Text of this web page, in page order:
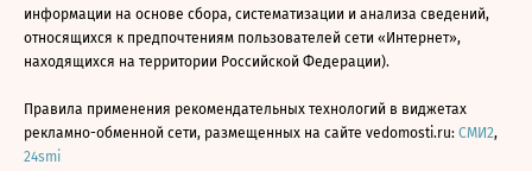
информации на основе сбора, систематизации и анализа сведений,
относящихся к предпочтениям пользователей сети «Интернет»,
находящихся на территории Российской Федерации).
Правила применения рекомендательных технологий в виджетах
рекламно-обменной сети, размещенных на сайте vedomosti.ru: СМИ2,
24smi